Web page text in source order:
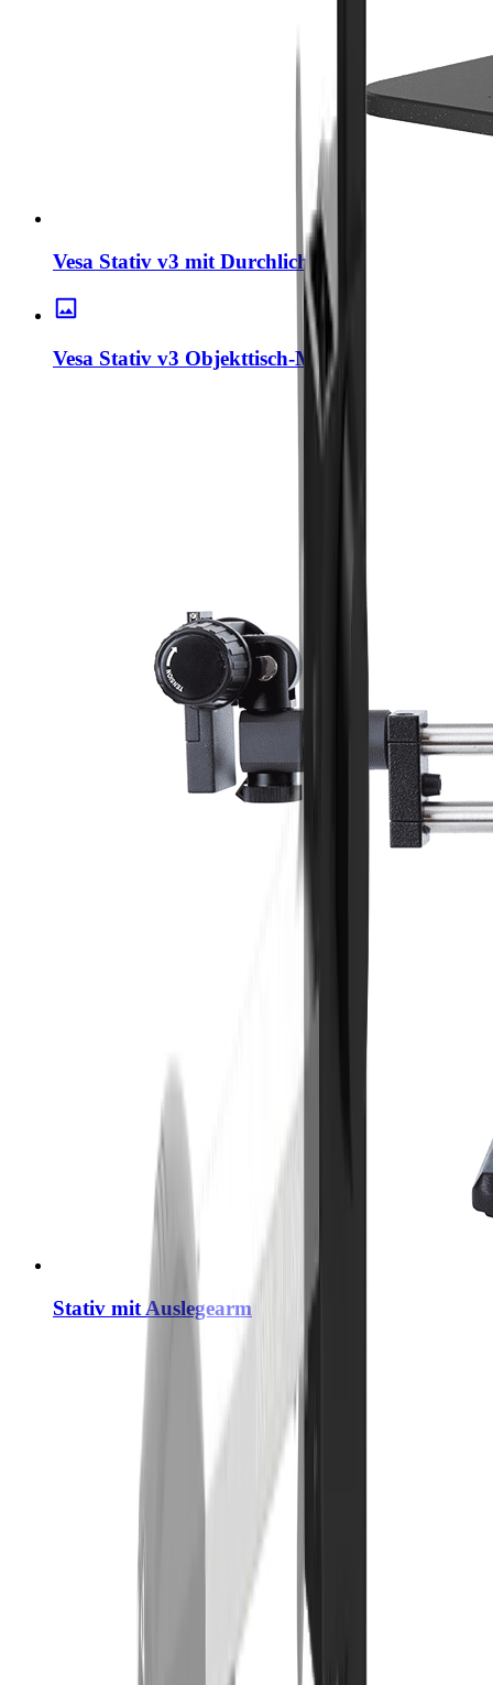
Vesa Stativ v3 mit Durchlicht
Vesa Stativ v3 Objekttisch-Matte
Stativ mit Auslegearm